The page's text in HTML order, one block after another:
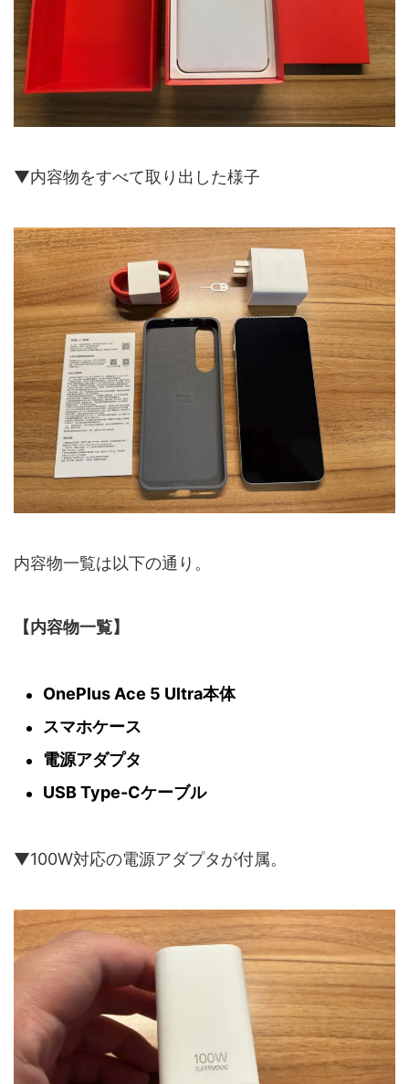
▼内容物をすべて取り出した様子
内容物一覧は以下の通り。
【内容物一覧】
OnePlus Ace 5 Ultra本体
スマホケース
電源アダプタ
USB Type-Cケーブル
▼100W対応の電源アダプタが付属。